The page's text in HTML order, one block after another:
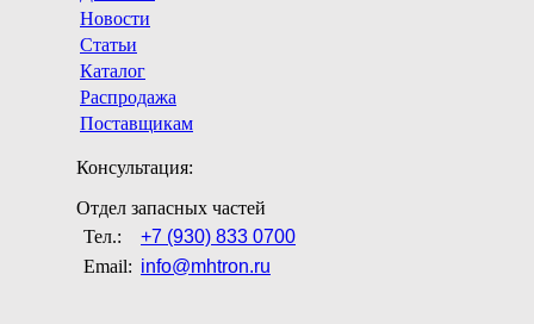
Новости
Статьи
Каталог
Распродажа
Поставщикам
Консультация:
Отдел запасных частей
Тел.:
+7 (930) 833 0700
Email: info@mhtron.ru